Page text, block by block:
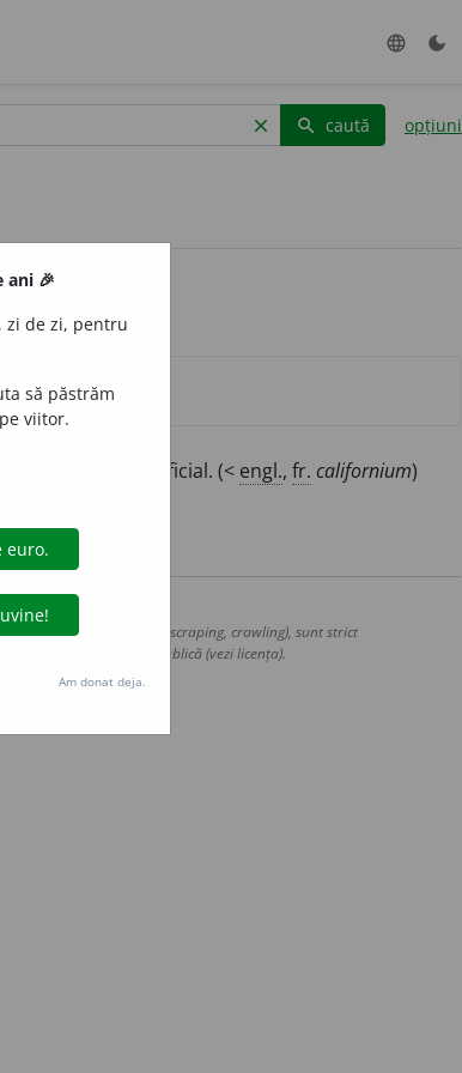
language dark_mode
clear search caută opțiuni
obținut artificial. (< engl., fr. californium)
dexonline.ro)
automată (web scraping, crawling), sunt strict
oficial spre utilizare publică (vezi licența).
Hosterion
ani 🎉
zi de zi, pentru
să păstrăm
viitor.
Am donat deja.